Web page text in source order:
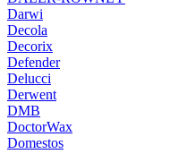
Darwi
Decola
Decorix
Defender
Delucci
Derwent
DMB
DoctorWax
Domestos